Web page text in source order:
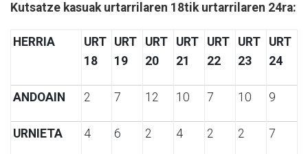
Kutsatze kasuak urtarrilaren 18tik urtarrilaren 24ra:
HERRIA
URT
18
URT
19
URT
20
URT
21
URT
22
URT
23
URT
24
ANDOAIN 2 7 12 10 7 10 9
URNIETA 4 6 2 4 2 2 7